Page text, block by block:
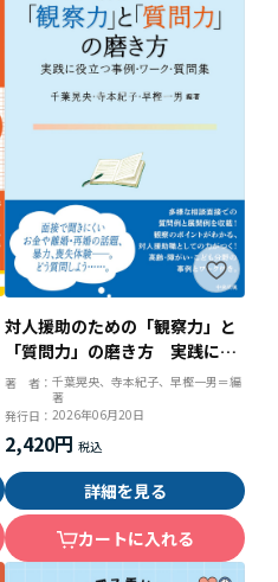
対人援助のための「観察力」と
「質問力」の磨き方 実践に役
立つ事例・ワーク・質問集
著 者： 千葉晃央、寺本紀子、早樫一男＝編
著
発行日： 2026年06月20日
2,420円
詳細を見る
カートに入れる